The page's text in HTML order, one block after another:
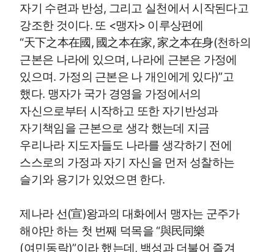
자기 수련과 반성, 그리고 실천에서 시작된다고
강조한 것이다. 또 <맹자> 이루상편에
“天下之本在國, 國之本在家, 家之本在身(천하의
근본은 나라에 있으며, 나라에 근본은 가정에
있으며. 가정의 근본은 나 개인에게 있다)”고
했다. 맹자가 국가 경영을 가정에서의
자신으로부터 시작하고 또한 자기반성과
자기책임을 근본으로 생각 했는데 지금
우리나라 지도자들도 나라를 생각하기 전에
스스로의 가정과 자기 자신을 먼저 성찰하는
슬기와 용기가 있었으면 한다.
제나라 선(宣)왕과의 대화에서 맹자는 군주가
해야만 하는 첫 번째 덕목을 “與民同樂
(여민동락)”이라 했는데, 백성과 더불어 즐겨